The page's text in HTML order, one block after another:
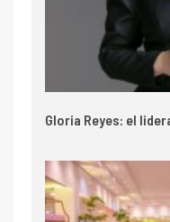
Gloria Reyes: el